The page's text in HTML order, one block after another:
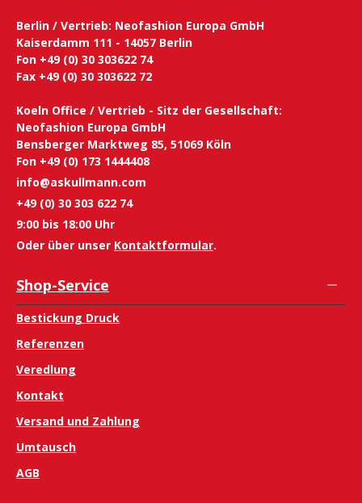
Berlin / Vertrieb: Neofashion Europa GmbH
Kaiserdamm 111 - 14057 Berlin
Fon +49 (0) 30 303622 74
Fax +49 (0) 30 303622 72
Koeln Office / Vertrieb - Sitz der Gesellschaft:
Neofashion Europa GmbH
Bensberger Marktweg 85, 51069 Köln
Fon +49 (0) 173 1444408
info@askullmann.com
+49 (0) 30 303 622 74
9:00 bis 18:00 Uhr
Oder über unser Kontaktformular.
Shop-Service
Bestickung Druck
Referenzen
Veredlung
Kontakt
Versand und Zahlung
Umtausch
AGB